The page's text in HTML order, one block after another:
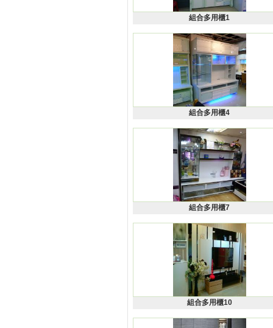
組合多用櫃1
組合多用櫃4
組合多用櫃7
組合多用櫃10